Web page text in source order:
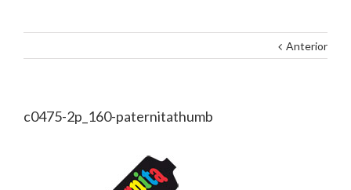
Anterior
c0475-2p_160-paternitathumb